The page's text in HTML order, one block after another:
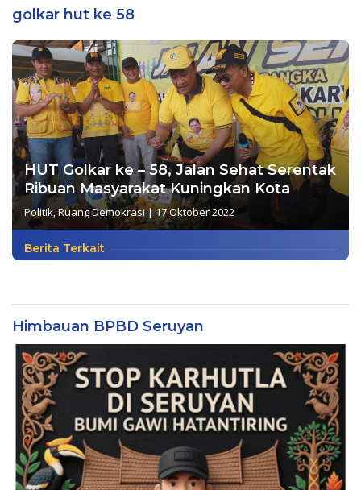
golkar hut ke 58
HUT Golkar ke – 58, Jalan Sehat Serentak
Ribuan Masyarakat Kuningkan Kota
Politik,Ruang Demokrasi|17 Oktober 2022
Berita Terkait
Himbauan BPBD Seruyan